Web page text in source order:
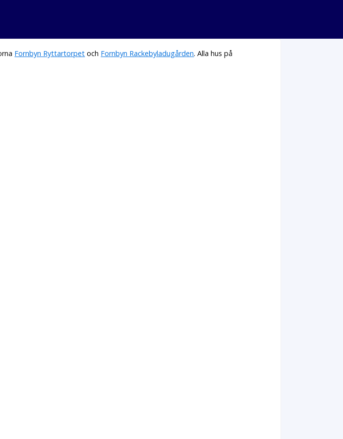
Fornbyn Ryttartorpet och Fornbyn Rackebyladugården. Alla hus på